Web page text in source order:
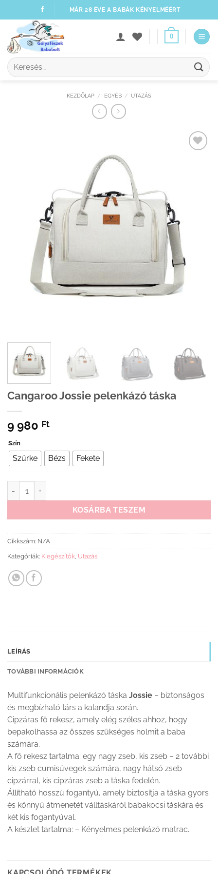
to
content
MÁR 28 ÉVE A BABÁK KÉNYELMÉÉRT
0
Keresés
a
KEZDŐLAP / EGYÉB / UTAZÁS
Cangaroo Jossie pelenkázó táska
9 980 Ft
Szín
Szürke Bézs Fekete
KOSÁRBA TESZEM
Cikkszám: N/A
Kategóriák: Kiegészítők Utazás
LEÍRÁS
TOVÁBBI INFORMÁCIÓK
Multifunkcionális pelenkázó táska Jossie – biztonságos
és megbízható társ a kalandja során.
Cipzáras fő rekesz, amely elég széles ahhoz, hogy
bepakolhassa az összes szükséges holmit a baba
számára.
A fő rekesz tartalma: egy nagy zseb, kis zseb – 2 további
kis zseb cumisüvegek számára, nagy hátsó zseb
cipzárral, kis cipzáras zseb a táska fedelén.
Állítható hosszú fogantyú, amely biztosítja a táska gyors
és könnyű átmenetét válltáskáról babakocsi táskára és
két kis fogantyúval.
A készlet tartalma: – Kényelmes pelenkázó matrac.